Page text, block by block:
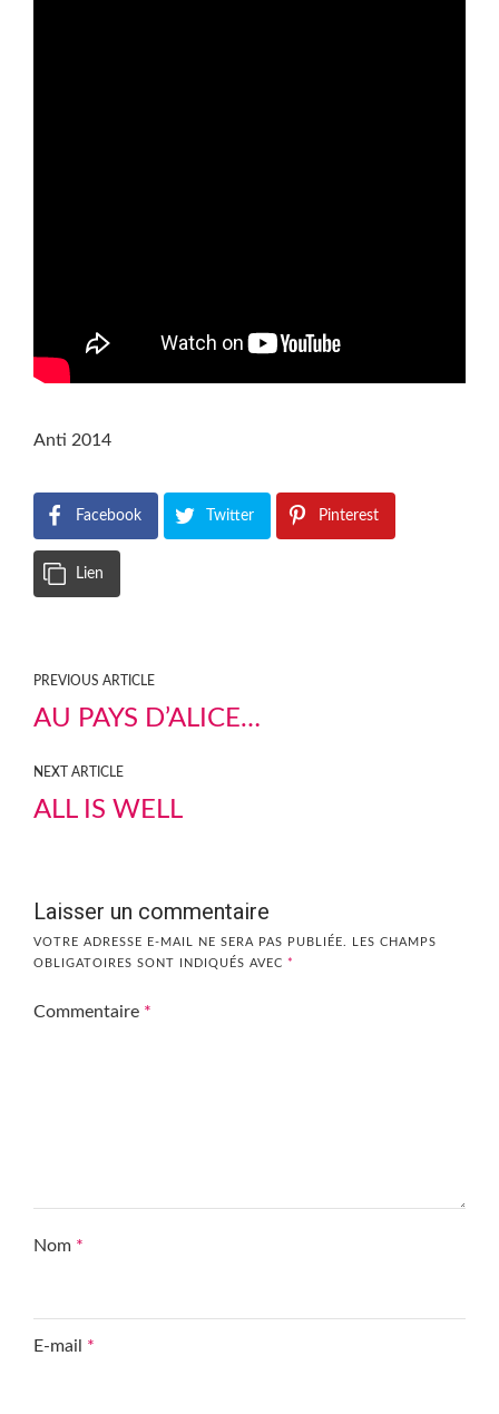
Anti 2014
Facebook Twitter Pinterest
Lien
PREVIOUS ARTICLE
AU PAYS D’ALICE…
NEXT ARTICLE
ALL IS WELL
Laisser un commentaire
VOTRE ADRESSE E-MAIL NE SERA PAS PUBLIÉE.
LES CHAMPS
OBLIGATOIRES SONT INDIQUÉS AVEC *
Commentaire *
Nom *
E-mail *